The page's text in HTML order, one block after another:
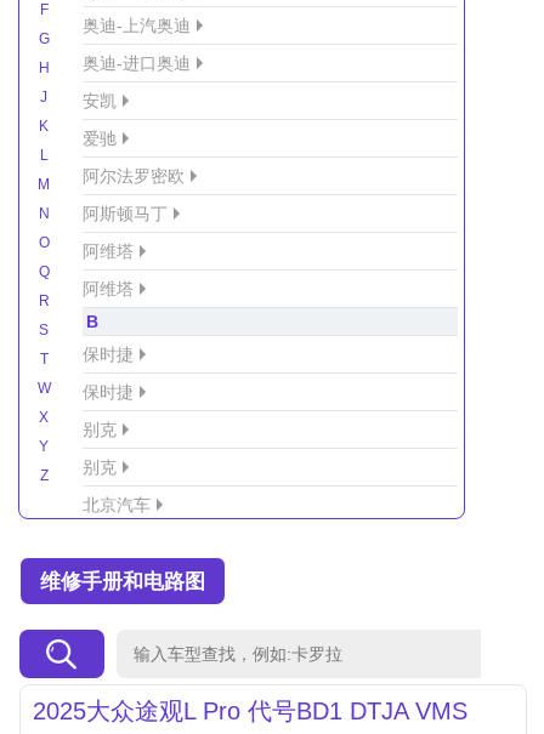
F
G
H
J
K
L
M
N
O
Q
R
S
T
W
X
Y
Z
奥迪-上汽奥迪
奥迪-进口奥迪
安凯
爱驰
阿尔法罗密欧
阿斯顿马丁
阿维塔
阿维塔
B
保时捷
保时捷
别克
别克
北京汽车
北京越野车
北汽制造
维修手册和电路图
2025大众途观L Pro 代号BD1 DTJA VMS